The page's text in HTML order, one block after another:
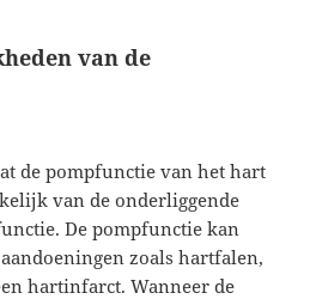
van de
de pompfunctie van het hart
van de onderliggende
De pompfunctie kan
zoals hartfalen,
hartinfarct. Wanneer de